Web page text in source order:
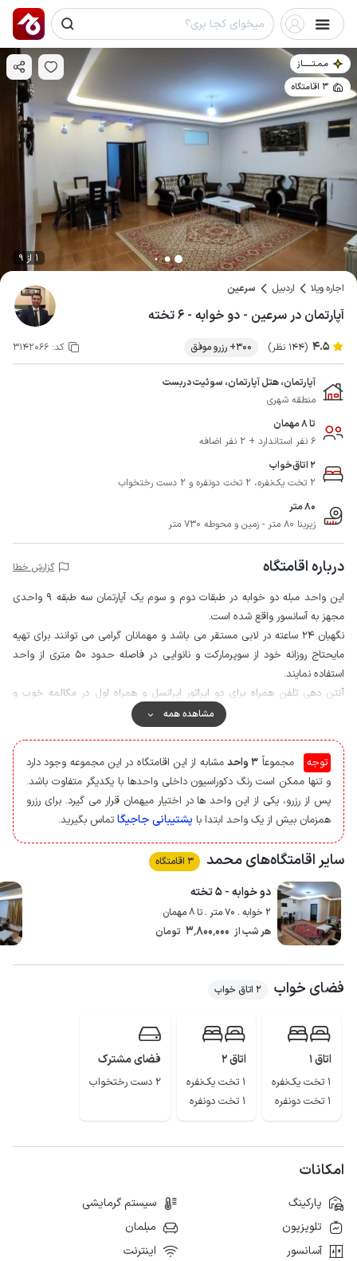
مـمـتــــــاز
3 اقامتگاه
1 از 9
اجاره ویلا اردبیل سرعین
آپارتمان در سرعین - دو خوابه - ۶ تخته
4.5 (144 نظر) 300+ رزرو موفق کد: 3142066
آپارتمان، هتل آپارتمان، سوئیت دربست
منطقه شهری
تا 8 مهمان
6 نفر استاندارد + 2 نفر اضافه
2 اتاق‌خواب
2 تخت یک‌نفره، 2 تخت دونفره و 2 دست رختخواب
80 متر
زیربنا 80 متر - زمین و محوطه 730 متر
درباره اقامتگاه گزارش خطا
این واحد مبله دو خوابه در طبقات دوم و سوم یک آپارتمان سه طبقه 9 واحدی
مجهز به آسانسور واقع شده است.
نگهبان 24 ساعته در لابی مستقر می باشد و مهمانان گرامی می توانند برای تهیه
مایحتاج روزانه خود از سوپرمارکت و نانوایی در فاصله حدود 50 متری از واحد
استفاده نمایند.
آنتن دهی تلفن همراه برای دو اپراتور ایرانسل و همراه اول در مکالمه خوب و
پوشش اینترنت به صورت 4g می باشد، همچنین وای فای رایگان نیز صرفا در لابی
مشاهده همه
توجه مجموعاً 3 واحد
مشابه از این اقامتگاه در این مجموعه وجود دارد
و تنها ممکن است رنگ دکوراسیون داخلی واحدها با یکدیگر متفاوت باشد.
پس از رزرو، یکی از این واحد ها در اختیار میهمان قرار می گیرد. برای رزرو
همزمان بیش از یک واحد ابتدا با پشتیبانی جاجیگا تماس بگیرید.
سایر اقامتگاه‌های محمد 3 اقامتگاه
دو خوابه - ۵ تخته
2 خوابه . 70 متر . تا 8 مهمان
هر شب از 3٬800٬000 تومان
فضای خواب 2 اتاق خواب
اتاق 1
1 تخت یک‌نفره
1 تخت دونفره
اتاق 2
1 تخت یک‌نفره
1 تخت دونفره
فضای مشترک
2 دست رختخواب
امکانات
پارکینگ
سیستم گرمایشی
تلویزیون
مبلمان
آسانسور
اینترنت